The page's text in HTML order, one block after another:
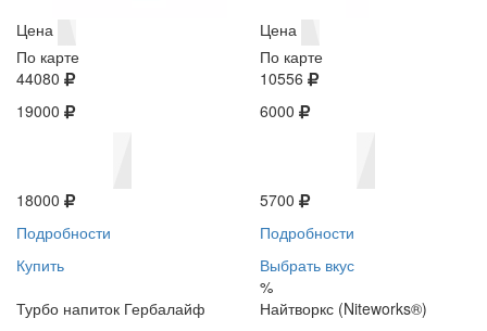
Цена
По карте
44080
19000
18000
Подробности
Купить
Цена
По карте
10556
6000
5700
Подробности
Выбрать вкус
%
Турбо напиток Гербалайф
Найтворкс (Niteworks®)